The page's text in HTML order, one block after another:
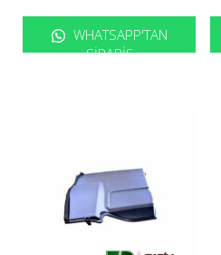
WHATSAPP'TAN
SIPARIŞ